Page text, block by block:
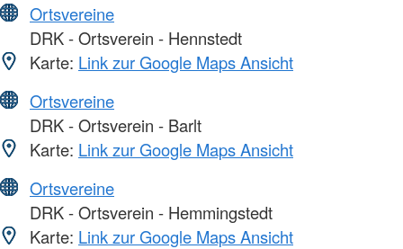
Ortsvereine
DRK - Ortsverein - Hennstedt
Karte: Link zur Google Maps Ansicht
Ortsvereine
DRK - Ortsverein - Barlt
Karte: Link zur Google Maps Ansicht
Ortsvereine
DRK - Ortsverein - Hemmingstedt
Karte: Link zur Google Maps Ansicht